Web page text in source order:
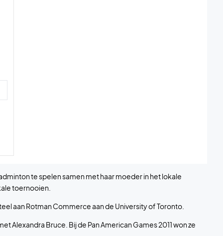
te spelen samen met haar moeder in het lokale
toernooien.
aan Rotman Commerce aan de University of Toronto.
Alexandra Bruce. Bij de Pan American Games 2011 won ze